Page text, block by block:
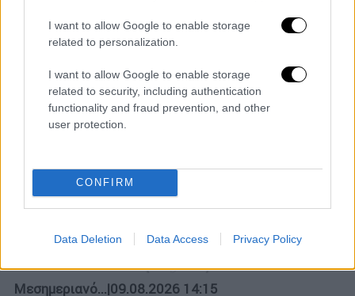
I want to allow Google to enable storage
related to personalization.
I want to allow Google to enable storage
related to security, including authentication
functionality and fraud prevention, and other
user protection.
CONFIRM
Data Deletion Data Access Privacy Policy
POPULAR VIDEOS
Μεσημεριανό...|09.08.2026 14:15